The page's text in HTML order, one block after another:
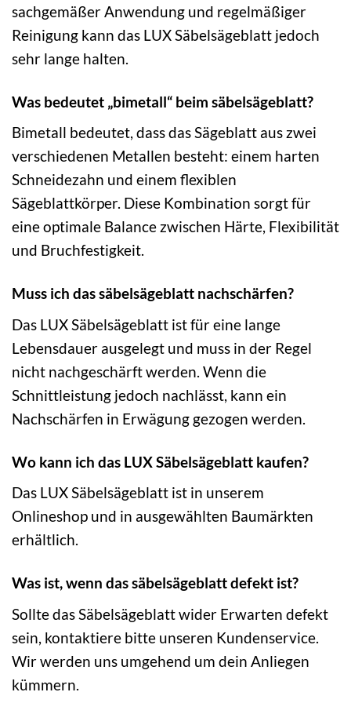
sachgemäßer Anwendung und regelmäßiger
Reinigung kann das LUX Säbelsägeblatt jedoch
sehr lange halten.
Was bedeutet „bimetall“ beim säbelsägeblatt?
Bimetall bedeutet, dass das Sägeblatt aus zwei
verschiedenen Metallen besteht: einem harten
Schneidezahn und einem flexiblen
Sägeblattkörper. Diese Kombination sorgt für
eine optimale Balance zwischen Härte, Flexibilität
und Bruchfestigkeit.
Muss ich das säbelsägeblatt nachschärfen?
Das LUX Säbelsägeblatt ist für eine lange
Lebensdauer ausgelegt und muss in der Regel
nicht nachgeschärft werden. Wenn die
Schnittleistung jedoch nachlässt, kann ein
Nachschärfen in Erwägung gezogen werden.
Wo kann ich das LUX Säbelsägeblatt kaufen?
Das LUX Säbelsägeblatt ist in unserem
Onlineshop und in ausgewählten Baumärkten
erhältlich.
Was ist, wenn das säbelsägeblatt defekt ist?
Sollte das Säbelsägeblatt wider Erwarten defekt
sein, kontaktiere bitte unseren Kundenservice.
Wir werden uns umgehend um dein Anliegen
kümmern.